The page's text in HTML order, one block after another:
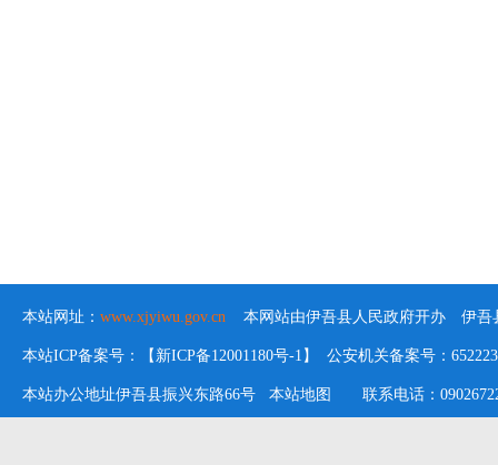
本站网址： www.xjyiwu.gov.cn 本网站由伊吾县人民政府开办 伊吾
本站ICP备案号：【新ICP备12001180号-1】 公安机关备案号：
本站办公地址伊吾县振兴东路66号 本站地图 联系电话：